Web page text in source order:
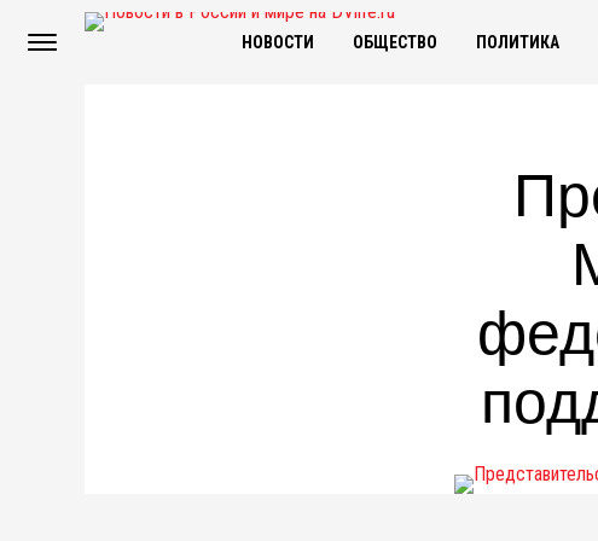
НОВОСТИ ОБЩЕСТВО ПОЛИТИКА